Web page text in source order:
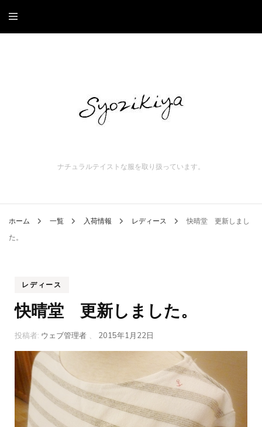
ナチュラルテイストな服を取り扱っています。
ホーム 一覧 入荷情報 レディース
快晴堂 更新しまし
た。
レディース
快晴堂 更新しました。
投稿者: ウェブ管理者 、 2015年1月22日